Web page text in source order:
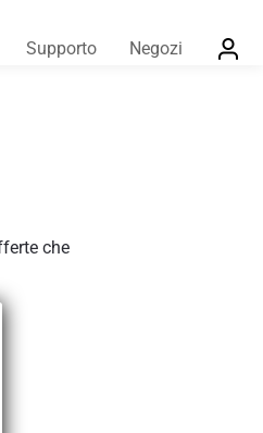
Supporto Negozi
che